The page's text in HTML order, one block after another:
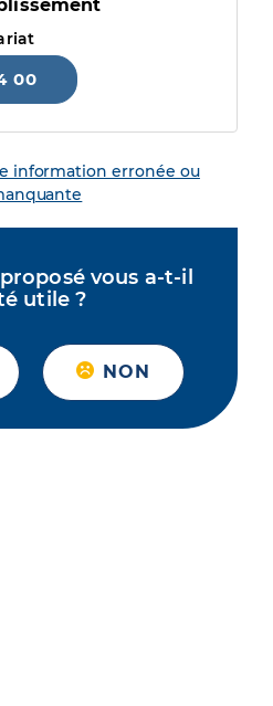
00
information erronée ou
vous a-t-il
utile ?
NON